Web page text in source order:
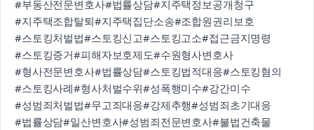
#부동산전문변호사#법률상담#지주택정보공개청구
#지주택조합탈퇴#지주택집단소송#조합원권리보호
#스토킹처벌법#스토킹신고#스토킹고소#접근금지명령
#스토킹증거#피해자보호제도#수원형사변호사
#형사전문변호사#법률상담#스토킹법적대응#스토킹혐의
#스토킹사례#형사처벌수위#성폭행미수#강간미수
#성범죄처벌법#무고죄대응#강제추행#성범죄초기대응
#법률상담#일산변호사#성범죄전문변호사#불법건축물